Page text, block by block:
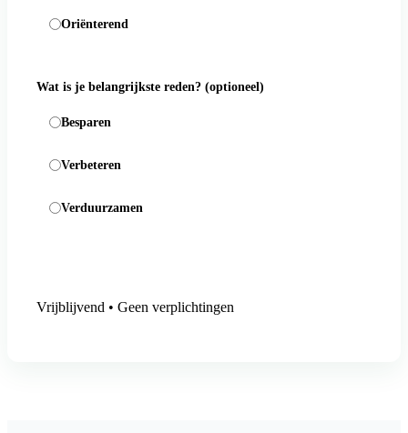
Oriënterend
Wat is je belangrijkste reden? (optioneel)
Besparen
Verbeteren
Verduurzamen
Vrijblijvend • Geen verplichtingen